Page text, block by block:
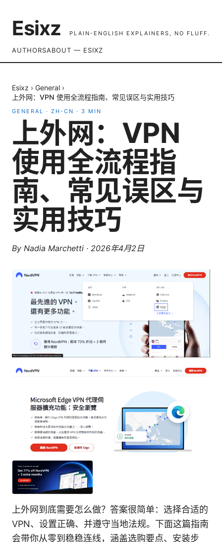
Esixz PLAIN-ENGLISH EXPLAINERS, NO FLUFF.
AUTHORSABOUT — ESIXZ
Esixz › General ›
上外网：VPN 使用全流程指南、常见误区与实用技巧
GENERAL · ZH-CN · 3 MIN
上外网：VPN
使用全流程指
南、常见误区与
实用技巧
By Nadia Marchetti · 2026年4月2日
上外网到底需要怎么做？答案很简单：选择合适的
VPN、设置正确、并遵守当地法规。下面这篇指南
会带你从零到稳稳连线，涵盖选购要点、安装步